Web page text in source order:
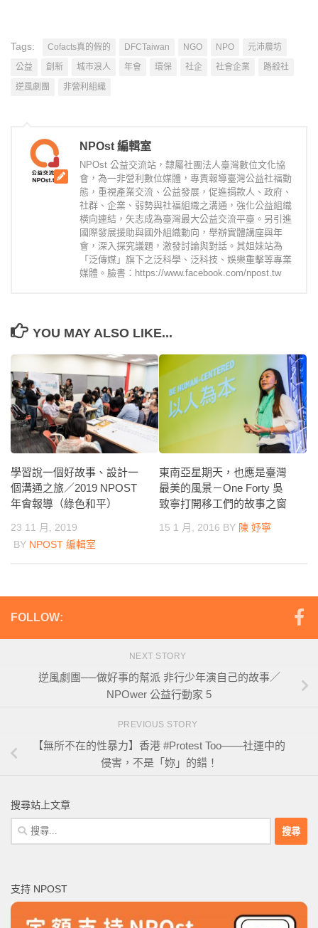
Tags: Cofacts真的假的 DFCTaiwan NGO NPO
元沛農坊
公益
創新 城市浪人 年會 環保 社企 社會企業
路殺社
逆風劇團
非營利組織
NPOst 編輯室
NPOst 公益交流站，隸屬社團法人臺灣數位文化協
會，為一非營利數位媒體，專責報導臺灣公益社福動
態，重視產業交流、公益發展，促進捐款人、政府、
社群、企業、弱勢與社福組織之溝通，強化公益組織
橫向連結，矢志成為臺灣最大公益交流平臺。另引進
國際發展援助與國外組織動向，舉辦實體講座與年
會，深入探究議題，激發討論與對話。其姐妹站為
「泛傳媒」旗下之泛科學、泛科技、娛樂重擊等專業
媒體。臉書：https://www.facebook.com/npost.tw
YOU MAY ALSO LIKE...
學習說一個好故事、設計一
個溝通之旅／2019 NPOST
年會報導（綠色和平）
23 11 月, 2019
BY NPOST 編輯室
東南亞星期天，也應是臺灣
最美的風景－One Forty 吳
致寧打開移工們的故事之窗
15 1 月, 2016 BY 陳 妤寧
FOLLOW:
NEXT STORY
逆風劇團──做好事的幫派 非行少年演自己的故事／
NPOwer 公益行動家 5
PREVIOUS STORY
【無所不在的性暴力】香港 #Protest Too——社運中的
侵害，不是「妳」的錯！
搜尋站上文章
搜
尋
字:
支持 NPOST